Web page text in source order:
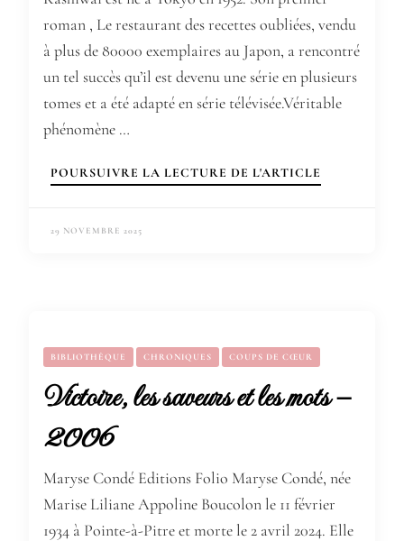
roman , Le restaurant des recettes oubliées, vendu
à plus de 80000 exemplaires au Japon, a rencontré
un tel succès qu’il est devenu une série en plusieurs
tomes et a été adapté en série télévisée.Véritable
phénomène …
POURSUIVRE LA LECTURE DE L'ARTICLE
29 NOVEMBRE 2025
BIBLIOTHÈQUE CHRONIQUES COUPS DE CŒUR
Victoire, les saveurs et les mots –
2006
Maryse Condé Editions Folio Maryse Condé, née
Marise Liliane Appoline Boucolon le 11 février
1934 à Pointe-à-Pitre et morte le 2 avril 2024. Elle